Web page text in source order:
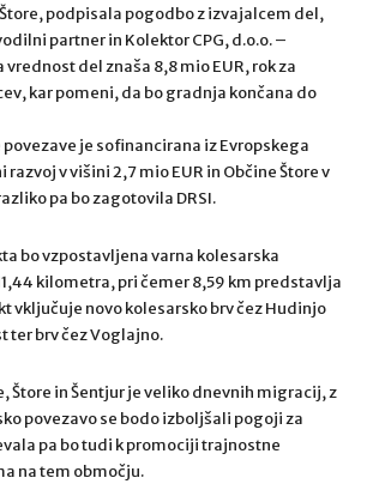
podpisala pogodbo z izvajalcem del,
partner in Kolektor CPG, d.o.o. –
del znaša 8,8 mio EUR, rok za
kar pomeni, da bo gradnja končana do
je sofinancirana iz Evropskega
v višini 2,7 mio EUR in Občine Štore v
pa bo zagotovila DRSI.
bo vzpostavljena varna kolesarska
kilometra, pri čemer 8,59 km predstavlja
vključuje novo kolesarsko brv čez Hudinjo
ter brv čez Voglajno.
Štore in Šentjur je veliko dnevnih migracij, z
povezavo se bodo izboljšali pogoji za
pa bo tudi k promociji trajnostne
na tem območju.